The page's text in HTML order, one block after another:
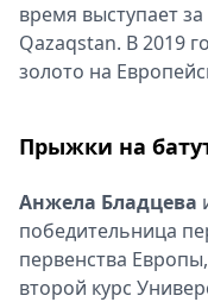
время выступает
Qazaqstan. В 2019
золото на
Прыжки на
Анжела Бладцева
победительница
первенства
второй курс